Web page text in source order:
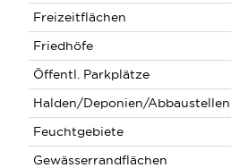
Freizeitflächen
Friedhöfe
Öffentl. Parkplätze
Halden/Deponien/Abbaustellen
Feuchtgebiete
Gewässerrandflächen